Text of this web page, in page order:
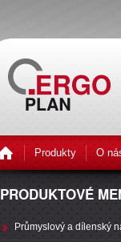
Produkty O
PRODUKTOVÉ
Průmyslový a dílenský